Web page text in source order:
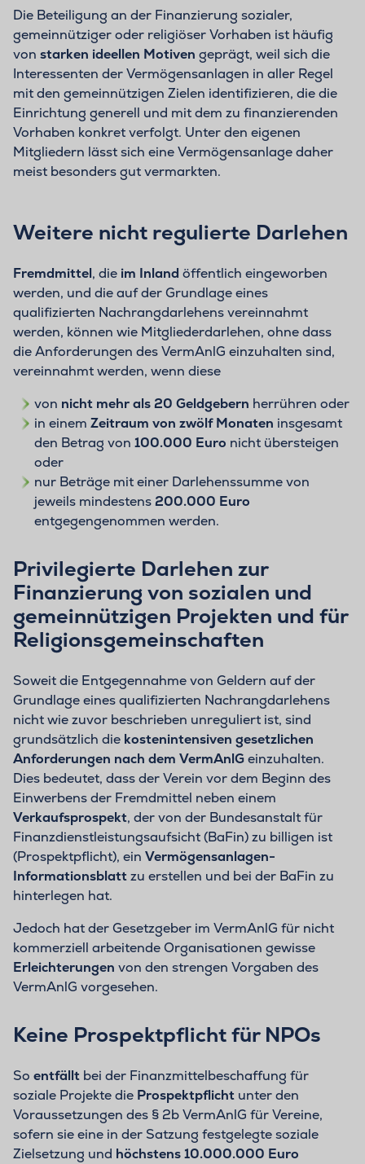
Die Beteiligung an der Finanzierung sozialer,
gemeinnütziger oder religiöser Vorhaben ist häufig
von starken ideellen Motiven geprägt, weil sich die
Interessenten der Vermögensanlagen in aller Regel
mit den gemeinnützigen Zielen identifizieren, die die
Einrichtung generell und mit dem zu finanzierenden
Vorhaben konkret verfolgt. Unter den eigenen
Mitgliedern lässt sich eine Vermögensanlage daher
meist besonders gut vermarkten.
Weitere nicht regulierte Darlehen
Fremdmittel, die im Inland öffentlich eingeworben
werden, und die auf der Grundlage eines
qualifizierten Nachrangdarlehens vereinnahmt
werden, können wie Mitgliederdarlehen, ohne dass
die Anforderungen des VermAnlG einzuhalten sind,
vereinnahmt werden, wenn diese
von nicht mehr als 20 Geldgebern herrühren oder
in einem Zeitraum von zwölf Monaten insgesamt
den Betrag von 100.000 Euro nicht übersteigen
oder
nur Beträge mit einer Darlehenssumme von
jeweils mindestens200.000 Euro
entgegengenommen werden.
Privilegierte Darlehen zur
Finanzierung von sozialen und
gemeinnützigen Projekten und für
Religionsgemeinschaften
Soweit die Entgegennahme von Geldern auf der
Grundlage eines qualifizierten Nachrangdarlehens
nicht wie zuvor beschrieben unreguliert ist, sind
grundsätzlich die kostenintensiven gesetzlichen
Anforderungen nach dem VermAnlGeinzuhalten.
Dies bedeutet, dass der Verein vor dem Beginn des
Einwerbens der Fremdmittel neben einem
Verkaufsprospekt, der von der Bundesanstalt für
Finanzdienstleistungsaufsicht (BaFin) zu billigen ist
(Prospektpflicht), ein Vermögensanlagen-
Informationsblattzu erstellen und bei der BaFin zu
hinterlegen hat.
Jedoch hat der Gesetzgeber im VermAnlG für nicht
kommerziell arbeitende Organisationen gewisse
Erleichterungen von den strengen Vorgaben des
VermAnlG vorgesehen.
Keine Prospektpflicht für NPOs
So entfällt bei der Finanzmittelbeschaffung für
soziale Projekte die Prospektpflicht unter den
Voraussetzungen des § 2b VermAnlG für Vereine,
sofern sie eine in der Satzung festgelegte soziale
Zielsetzung und höchstens 10.000.000 Euro